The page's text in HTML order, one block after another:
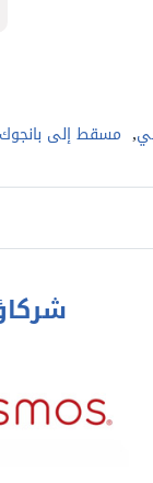
, مسقط إلى بانجوك